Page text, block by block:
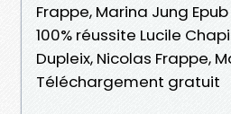
Frappe, Marina Jung Epub
100% réussite Lucile
Dupleix, Nicolas Frappe,
Téléchargement gratuit